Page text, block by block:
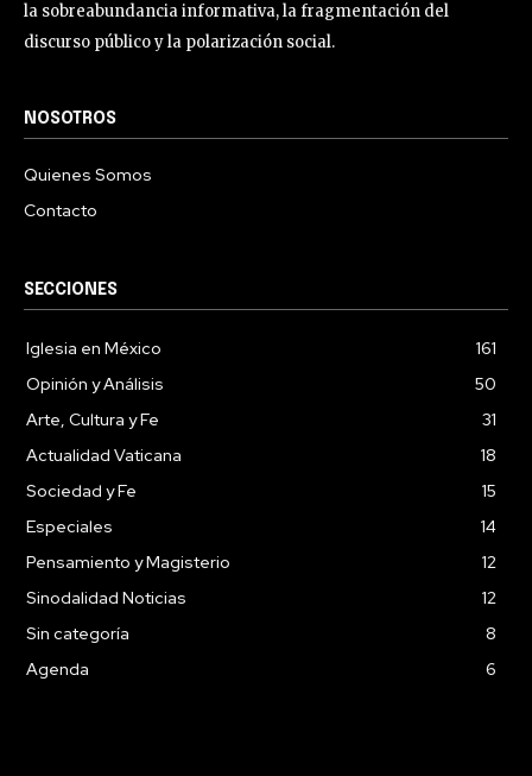
la sobreabundancia informativa, la fragmentación del
discurso público y la polarización social.
NOSOTROS
Quienes Somos
Contacto
SECCIONES
Iglesia en México
161
Opinión y Análisis
50
Arte, Cultura y Fe
31
Actualidad Vaticana
18
Sociedad y Fe
15
Especiales
14
Pensamiento y Magisterio
12
Sinodalidad Noticias
12
Sin categoría
8
Agenda
6